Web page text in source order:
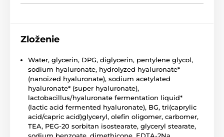
Zloženie
Water, glycerin, DPG, diglycerin, pentylene glycol,
sodium hyaluronate, hydrolyzed hyaluronate*
(nanoized hyaluronate), sodium acetylated
hyaluronate* (super hyaluronate),
lactobacillus/hyaluronate fermentation liquid*
(lactic acid fermented hyaluronate), BG, tri(caprylic
acid/capric acid)glyceryl, olefin oligomer, carbomer,
TEA, PEG-20 sorbitan isostearate, glyceryl stearate,